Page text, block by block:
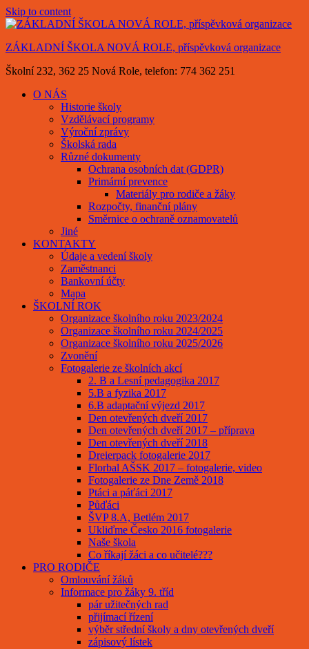
Skip to content
ZÁKLADNÍ ŠKOLA NOVÁ ROLE, příspěvková organizace
Školní 232, 362 25 Nová Role, telefon: 774 362 251
O NÁS
Historie školy
Vzdělávací programy
Výroční zprávy
Školská rada
Různé dokumenty
Ochrana osobních dat (GDPR)
Primární prevence
Materiály pro rodiče a žáky
Rozpočty, finanční plány
Směrnice o ochraně oznamovatelů
Jiné
KONTAKTY
Údaje a vedení školy
Zaměstnanci
Bankovní účty
Mapa
ŠKOLNÍ ROK
Organizace školního roku 2023/2024
Organizace školního roku 2024/2025
Organizace školního roku 2025/2026
Zvonění
Fotogalerie ze školních akcí
2. B a Lesní pedagogika 2017
5.B a fyzika 2017
6.B adaptační výjezd 2017
Den otevřených dveří 2017
Den otevřených dveří 2017 – příprava
Den otevřených dveří 2018
Dreierpack fotogalerie 2017
Florbal AŠSK 2017 – fotogalerie, video
Fotogalerie ze Dne Země 2018
Ptáci a páťáci 2017
Půďáci
ŠVP 8.A, Betlém 2017
Ukliďme Česko 2016 fotogalerie
Naše škola
Co říkají žáci a co učitelé???
PRO RODIČE
Omlouvání žáků
Informace pro žáky 9. tříd
pár užitečných rad
přijímací řízení
výběr střední školy a dny otevřených dveří
zápisový lístek